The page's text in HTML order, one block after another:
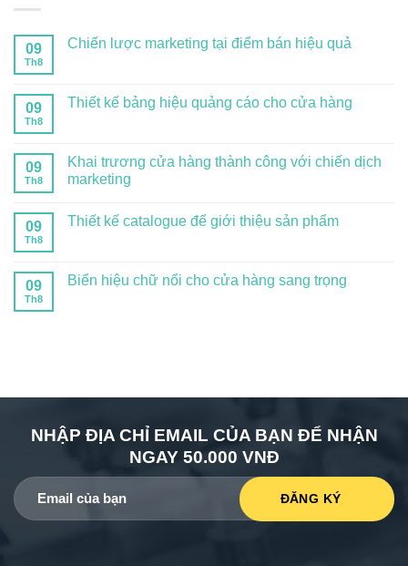
09
Th8
Chiến lược marketing tại điểm bán hiệu quả
09
Th8
Thiết kế bảng hiệu quảng cáo cho cửa hàng
09
Th8
Khai trương cửa hàng thành công với chiến dịch
marketing
09
Th8
Thiết kế catalogue để giới thiệu sản phẩm
09
Th8
Biển hiệu chữ nổi cho cửa hàng sang trọng
NHẬP ĐỊA CHỈ EMAIL CỦA BẠN ĐỂ NHẬN
NGAY 50.000 VNĐ